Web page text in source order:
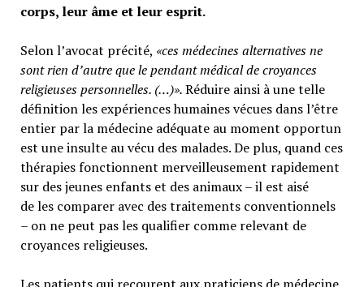
corps, leur âme et leur esprit.
Selon l’avocat précité, «ces médecines alternatives ne
sont rien d’autre que le pendant médical de croyances
religieuses personnelles. (…)».Réduire ainsi à une telle
définition les expériences humaines vécues dans l’être
entier par la médecine adéquate au moment opportun
est une insulte au vécu des malades. De plus, quand ces
thérapies fonctionnent merveilleusement rapidement
sur des jeunes enfants et des animaux – il est aisé
de les comparer avec des traitements conventionnels
– on ne peut pas les qualifier comme relevant de
croyances religieuses.